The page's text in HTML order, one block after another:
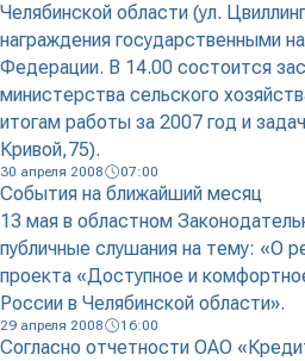
Челябинской области (ул.
награждения государственными
Федерации. В 14.00 состоится
министерства сельского
итогам работы за 2007 год и
Кривой,75).
30 апреля 2008 07:00
События на ближайший месяц
13 мая в областном
публичные слушания на тему: «О
проекта «Доступное и
России в Челябинской области».
29 апреля 2008 16:00
Согласно отчетности ОАО